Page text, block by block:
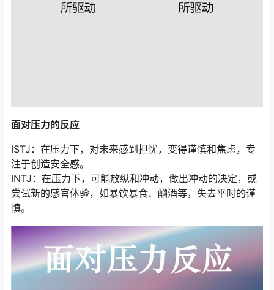
面对压力的反应
ISTJ：在压力下，对未来感到担忧，变得谨慎和焦虑，专
注于创造安全感。
INTJ：在压力下，可能放纵和冲动，做出冲动的决定，或
尝试新的感官体验，如暴饮暴食、酗酒等，失去平时的谨
慎。